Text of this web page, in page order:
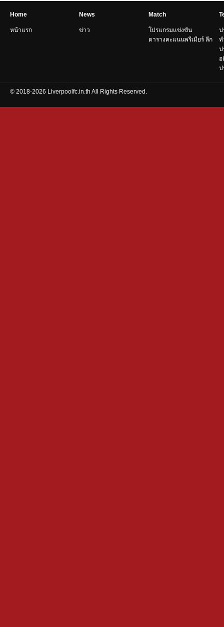
Home
หน้าแรก
News
ข่าว
Match
โปรแกรมแข่งขัน
ตารางคะแนนพรีเมียร์ ลีก
ป
ท
ป
อ
ป
© 2018-2026 Liverpoolfc.in.th All Rights Reserved.